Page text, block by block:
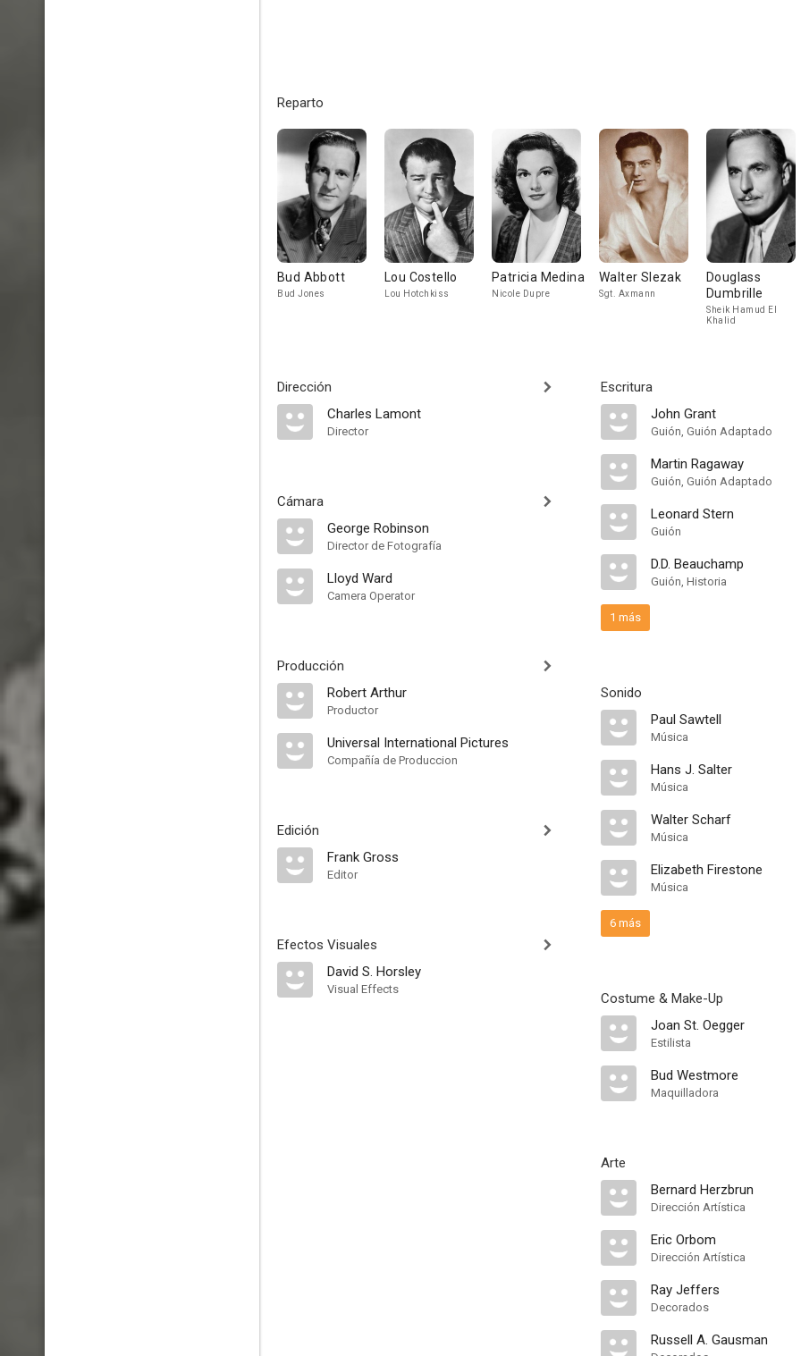
Reparto
Bud Abbott
Bud Jones
Lou Costello
Lou Hotchkiss
Patricia Medina
Nicole Dupre
Walter Slezak
Sgt. Axmann
Douglass
Dumbrille
Sheik Hamud El
Khalid
Dirección
Charles Lamont
Director
Cámara
George Robinson
Director de Fotografía
Lloyd Ward
Camera Operator
Producción
Robert Arthur
Productor
Universal International Pictures
Compañía de Produccion
Edición
Frank Gross
Editor
Efectos Visuales
David S. Horsley
Visual Effects
Escritura
John Grant
Guión, Guión Adaptado
Martin Ragaway
Guión, Guión Adaptado
Leonard Stern
Guión
D.D. Beauchamp
Guión, Historia
1 más
Sonido
Paul Sawtell
Música
Hans J. Salter
Música
Walter Scharf
Música
Elizabeth Firestone
Música
6 más
Costume & Make-Up
Joan St. Oegger
Estilista
Bud Westmore
Maquilladora
Arte
Bernard Herzbrun
Dirección Artística
Eric Orbom
Dirección Artística
Ray Jeffers
Decorados
Russell A. Gausman